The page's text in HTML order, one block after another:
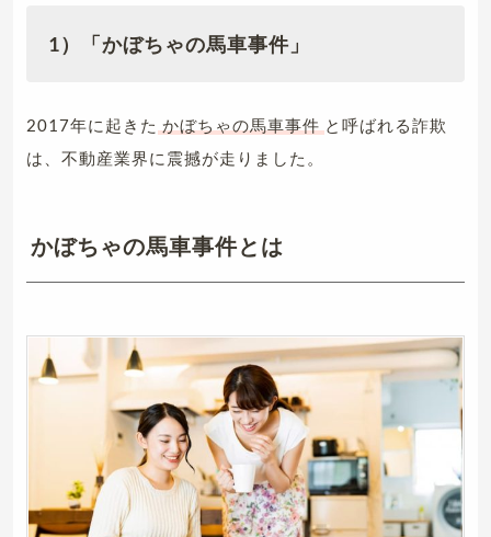
1）「かぼちゃの馬車事件」
2017年に起きた かぼちゃの馬車事件 と呼ばれる詐欺
は、不動産業界に震撼が走りました。
かぼちゃの馬車事件とは